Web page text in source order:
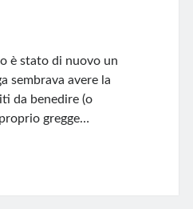
è stato di nuovo un
sembrava avere la
da benedire (o
gregge…